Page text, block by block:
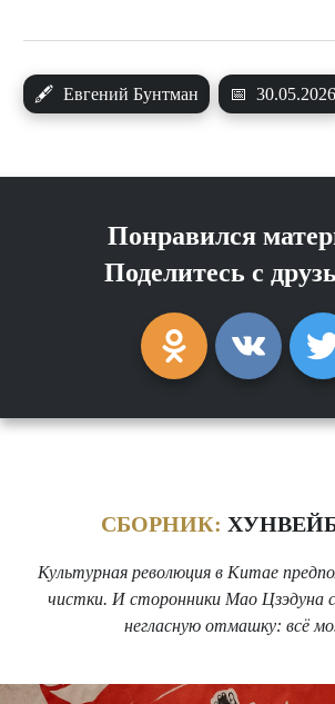
🖋 Евгений Бунтман 📅 30.05.2026
Понравился
Поделитесь с
СБОРНИК:
Культурная революция в Китае
чистки. И сторонники Мао Цзэдуна
негласную отмашку: всё